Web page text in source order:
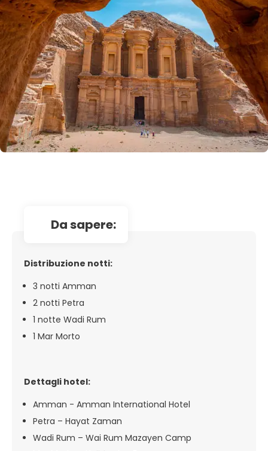
da sapere:
Distribuzione notti:
3 notti Amman
2 notti Petra
1 notte Wadi Rum
1 Mar Morto
Dettagli hotel:
Amman - Amman International Hotel
Petra – Hayat Zaman
Wadi Rum – Wai Rum Mazayen Camp